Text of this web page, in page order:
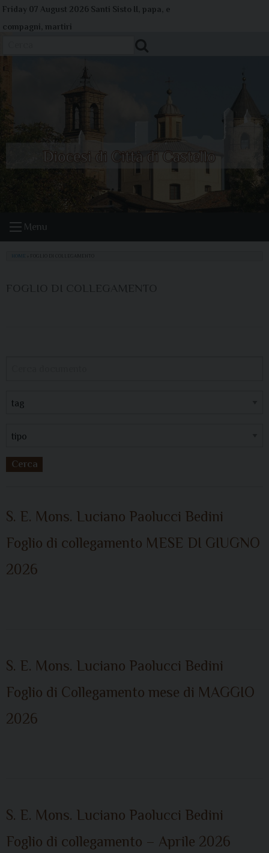
Skip
Friday 07 August 2026 Santi Sisto II, papa, e
compagni, martiri
Menu
HOME
Cerca
S. E. Mons. Luciano Paolucci Bedini
Foglio di collegamento MESE DI GIUGNO
2026
S. E. Mons. Luciano Paolucci Bedini
Foglio di Collegamento mese di MAGGIO
2026
S. E. Mons. Luciano Paolucci Bedini
Foglio di collegamento – Aprile 2026